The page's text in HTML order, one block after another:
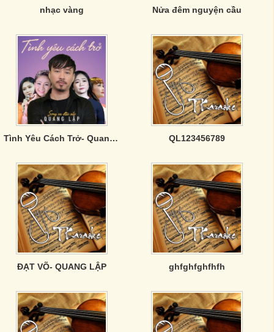
nhạc vàng Nửa đêm nguyện cầu
Tình Yêu Cách Trở- Quang Lập song ca đặc sắc QL123456789
ĐẠT VÕ- QUANG LẬP ghfghfghfhfh